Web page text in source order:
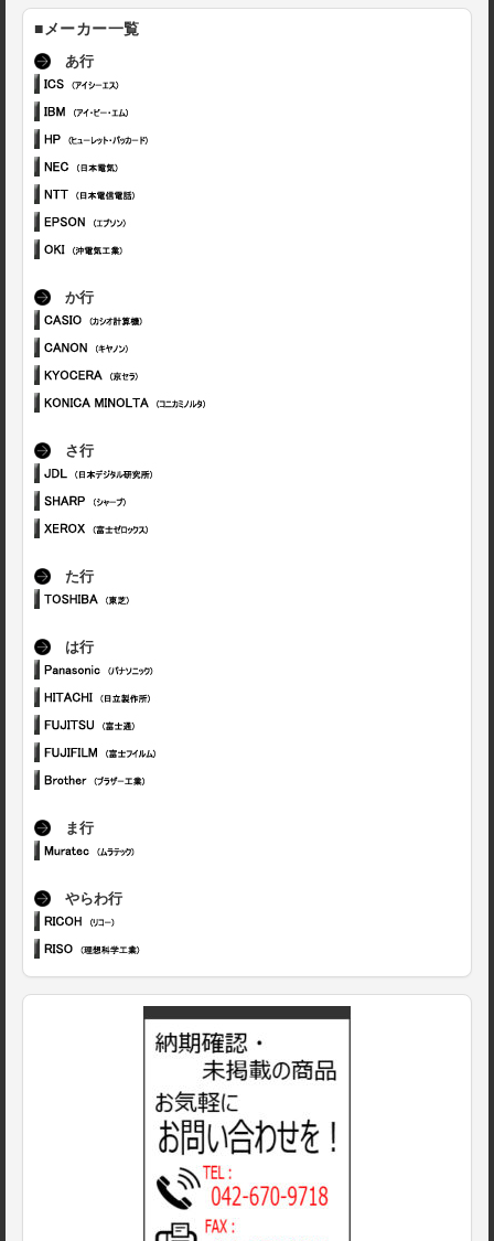
■メーカー一覧
あ行
か行
さ行
た行
は行
ま行
やらわ行